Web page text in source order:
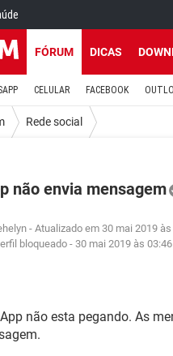
FÓRUM DICAS
CELULAR FACEBOOK
Rede social
não envia mensagem
- Atualizado em 30 mai 2019
bloqueado - 30 mai 2019 às 03:46
não esta pegando. As